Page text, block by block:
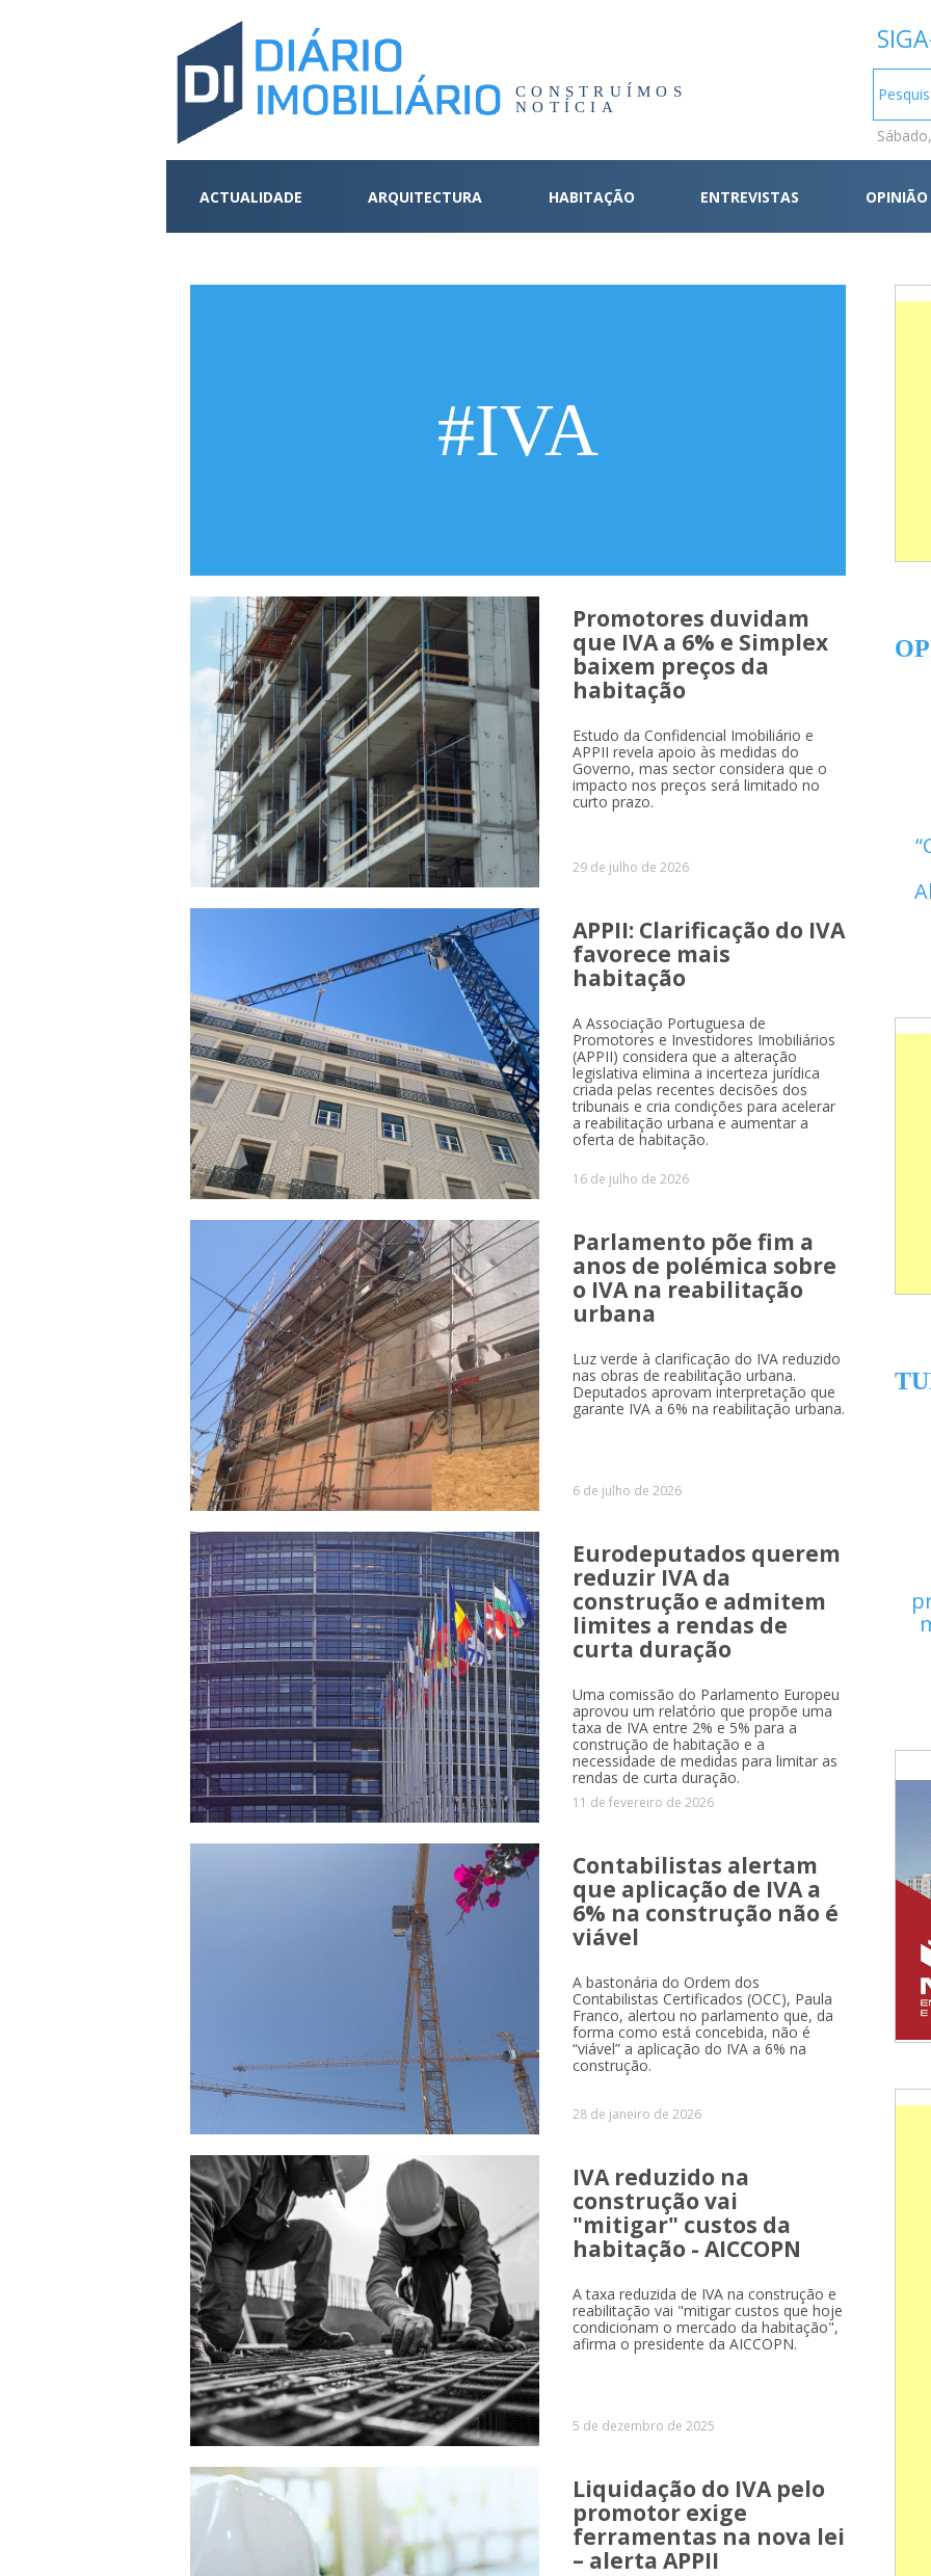
CONSTRUÍMOS
NOTÍCIA
ACTUALIDADE ARQUITECTURA HABITAÇÃO ENTREVISTAS OPINIÃO
#IVA
Promotores duvidam
que IVA a 6% e Simplex
baixem preços da
habitação
Estudo da Confidencial Imobiliário e
APPII revela apoio às medidas do
Governo, mas sector considera que o
impacto nos preços será limitado no
curto prazo.
29 de julho de 2026
APPII: Clarificação do IVA
favorece mais
habitação
A Associação Portuguesa de
Promotores e Investidores Imobiliários
(APPII) considera que a alteração
legislativa elimina a incerteza jurídica
criada pelas recentes decisões dos
tribunais e cria condições para acelerar
a reabilitação urbana e aumentar a
oferta de habitação.
16 de julho de 2026
Parlamento põe fim a
anos de polémica sobre
o IVA na reabilitação
urbana
Luz verde à clarificação do IVA reduzido
nas obras de reabilitação urbana.
Deputados aprovam interpretação que
garante IVA a 6% na reabilitação urbana.
6 de julho de 2026
Eurodeputados querem
reduzir IVA da
construção e admitem
limites a rendas de
curta duração
Uma comissão do Parlamento Europeu
aprovou um relatório que propõe uma
taxa de IVA entre 2% e 5% para a
construção de habitação e a
necessidade de medidas para limitar as
rendas de curta duração.
11 de fevereiro de 2026
Contabilistas alertam
que aplicação de IVA a
6% na construção não é
viável
A bastonária do Ordem dos
Contabilistas Certificados (OCC), Paula
Franco, alertou no parlamento que, da
forma como está concebida, não é
“viável” a aplicação do IVA a 6% na
construção.
28 de janeiro de 2026
IVA reduzido na
construção vai
"mitigar" custos da
habitação - AICCOPN
A taxa reduzida de IVA na construção e
reabilitação vai "mitigar custos que hoje
condicionam o mercado da habitação",
afirma o presidente da AICCOPN.
5 de dezembro de 2025
Liquidação do IVA pelo
promotor exige
ferramentas na nova lei
– alerta APPII